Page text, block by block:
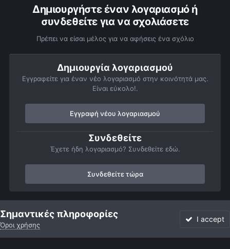
Δημιουργήστε έναν λογαριασμό ή
συνδεθείτε για να σχολιάσετε
Πρέπει να είσαι μέλος για να αφήσεις ένα σχόλιο
Δημιουργία λογαριασμού
Εγγραφείτε για έναν νέο λογαριασμό στην κοινότητά μας.
Είναι εύκολο!.
Εγγραφή νέου λογαριασμού
Συνδεθείτε
Έχετε ήδη λογαριασμό? Συνδεθείτε εδώ.
Συνδεθείτε τώρα
Αρχή Αστροφωτογραφίες Σελήνη
Σημαντικές πληροφορίες
Όροι χρήσης
I accept
Forum